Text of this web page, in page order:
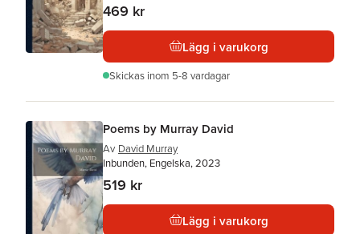
469 kr
Lägg i varukorg
Skickas inom 5-8 vardagar
Poems by Murray David
Av David Murray
Inbunden, Engelska, 2023
519 kr
Lägg i varukorg